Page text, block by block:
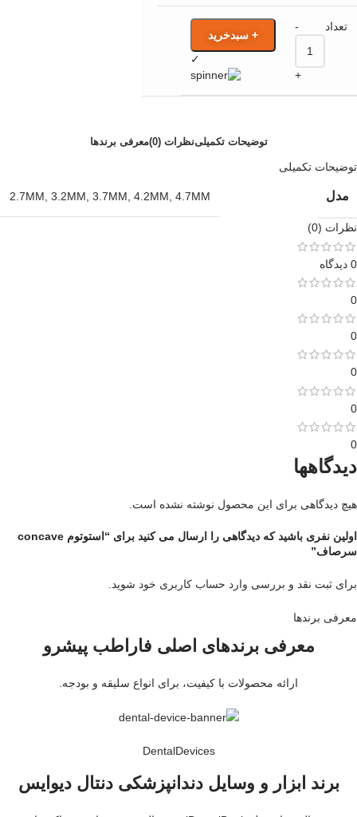
-
+
+ سبدخرید
✓
توضیحات تکمیلینظرات (0) معرفی برند‌ها
توضیحات تکمیلی
مدل 2.7MM, 3.2MM, 3.7MM, 4.2MM, 4.7MM
نظرات (0)
0 دیدگاه
0
0
0
0
0
دیدگاهها
هیچ دیدگاهی برای این محصول نوشته نشده است.
اولین نفری باشید که دیدگاهی را ارسال می کنید برای “استوتوم concave
سرصاف”
برای ثبت نقد و بررسی وارد حساب کاربری خود شوید.
معرفی برند‌ها
معرفی برندهای اصلی فاراطب پیشرو
ارائه محصولات با کیفیت، برای انواع سلیقه و بودجه.
DentalDevices
برند ابزار و وسایل دندانپزشکی دنتال دیوایس